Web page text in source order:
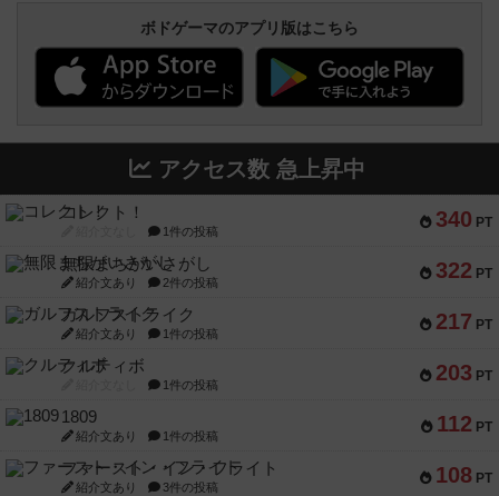
ボドゲーマのアプリ版はこちら
アクセス数 急上昇中
340 PT
コレクト！
1件の投稿
322 PT
無限まちがいさがし
紹介文あり 2件の投稿
217 PT
ガルフストライク
紹介文あり 1件の投稿
203 PT
クルティボ
1件の投稿
112 PT
1809
紹介文あり 1件の投稿
108 PT
ファースト・イン・フライト
紹介文あり 3件の投稿